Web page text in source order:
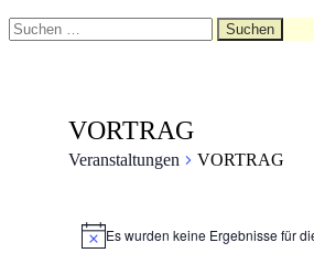
Suchen
nach:
VORTRAG
Veranstaltungen VORTRAG
HinweisEs wurden keine Ergebnisse für